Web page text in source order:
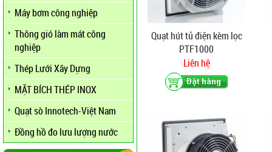
Máy bơm công nghiệp
Thông gió làm mát công
nghiệp
Thép Lưới Xây Dựng
MẶT BÍCH THÉP INOX
Quạt sò Innotech-Việt Nam
Đồng hồ đo lưu lượng nước
Quạt hút tủ điện kèm lọc
PTF1000
Liên hệ